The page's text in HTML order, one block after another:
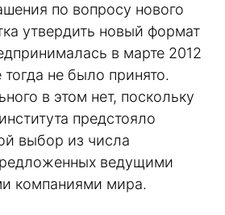
по вопросу нового
утвердить новый формат
в марте 2012
не было принято.
в этом нет, поскольку
предстояло
выбор из числа
ведущими
компаниями мира.